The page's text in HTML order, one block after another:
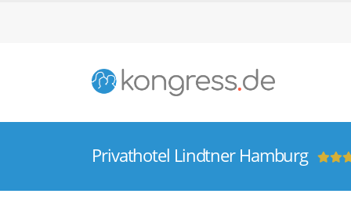
Privathotel Lindtner Hamburg